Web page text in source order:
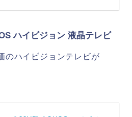
ハイビジョン 液晶テレビ
のハイビジョンテレビが